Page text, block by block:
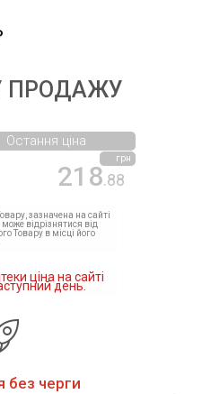
ПРОДАЖУ
218.88
грн
Остання ціна
зазначена на сайті
відрізнятися від
Товару в місці його
ціна на сайті
день.
без черги